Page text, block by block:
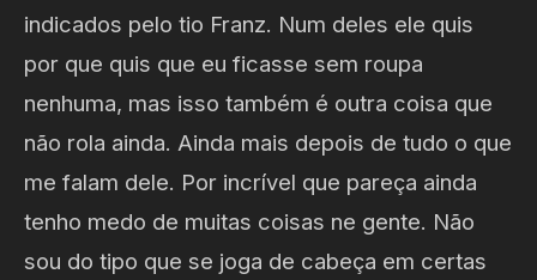
indicados pelo tio Franz. Num deles ele quis
por que quis que eu ficasse sem roupa
nenhuma, mas isso também é outra coisa que
não rola ainda. Ainda mais depois de tudo o que
me falam dele. Por incrível que pareça ainda
tenho medo de muitas coisas ne gente. Não
sou do tipo que se joga de cabeça em certas